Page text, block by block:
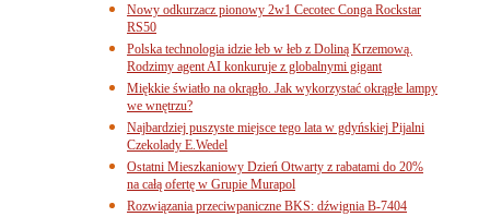
Nowy odkurzacz pionowy 2w1 Cecotec Conga Rockstar
RS50
Polska technologia idzie łeb w łeb z Doliną Krzemową.
Rodzimy agent AI konkuruje z globalnymi gigant
Miękkie światło na okrągło. Jak wykorzystać okrągłe lampy
we wnętrzu?
Najbardziej puszyste miejsce tego lata w gdyńskiej Pijalni
Czekolady E.Wedel
Ostatni Mieszkaniowy Dzień Otwarty z rabatami do 20%
na całą ofertę w Grupie Murapol
Rozwiązania przeciwpaniczne BKS: dźwignia B-7404